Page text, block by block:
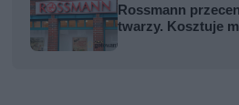
Rossmann
twarzy. Kosztuje